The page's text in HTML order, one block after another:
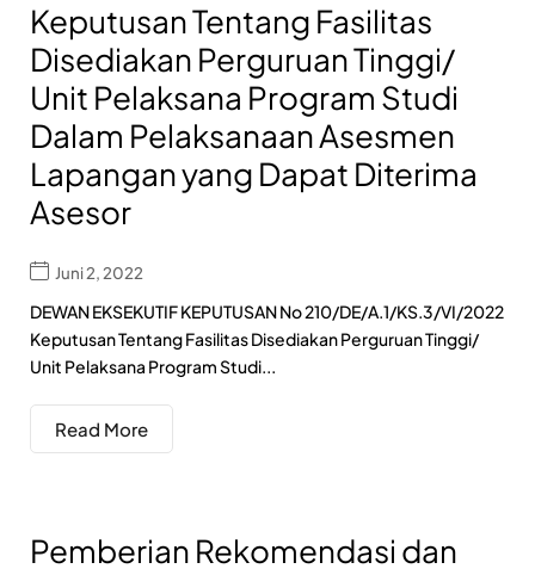
Keputusan Tentang Fasilitas
Disediakan Perguruan Tinggi/
Unit Pelaksana Program Studi
Dalam Pelaksanaan Asesmen
Lapangan yang Dapat Diterima
Asesor
Juni 2, 2022
DEWAN EKSEKUTIF KEPUTUSAN No 210/DE/A.1/KS.3/VI/2022
Keputusan Tentang Fasilitas Disediakan Perguruan Tinggi/
Unit Pelaksana Program Studi...
Read More
Pemberian Rekomendasi dan